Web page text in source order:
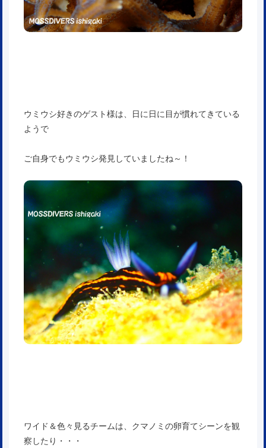
ウミウシ好きのゲスト様は、日に日に目が慣れてきている
ようで
ご自身でもウミウシ発見していましたね～！
ワイド＆色々見るチームは、クマノミの卵育てシーンを観
察したり・・・